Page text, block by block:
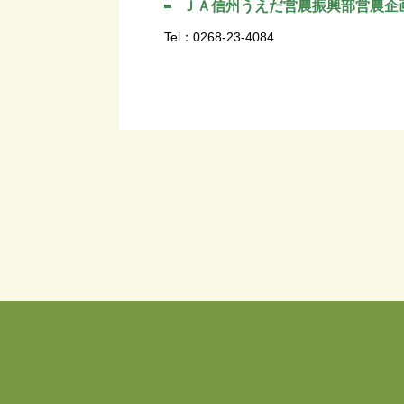
ＪＡ信州うえだ営農振興部営農企
Tel：0268-23-4084